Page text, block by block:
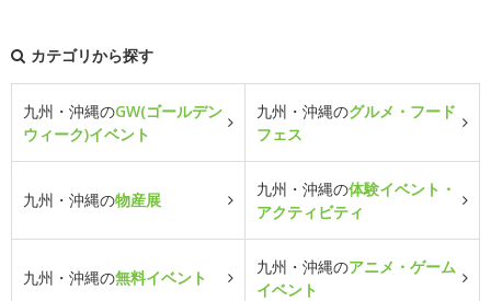
カテゴリから探す
九州・沖縄のGW(ゴールデン
ウィーク)イベント
九州・沖縄のグルメ・フード
フェス
九州・沖縄の物産展
九州・沖縄の体験イベント・
アクティビティ
九州・沖縄の無料イベント
九州・沖縄のアニメ・ゲーム
イベント